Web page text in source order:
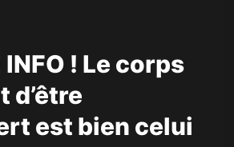
INFO ! Le corps
d’être
est bien celui